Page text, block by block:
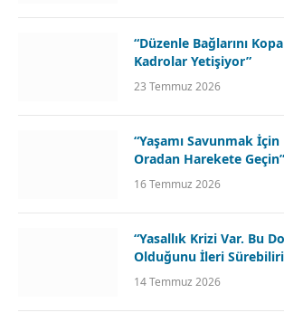
“Düzenle Bağlarını
Kadrolar Yetişiyor”
23 Temmuz 2026
“Yaşamı Savunmak
Oradan Harekete Geçin”
16 Temmuz 2026
“Yasallık Krizi Var. Bu
Olduğunu İleri
14 Temmuz 2026